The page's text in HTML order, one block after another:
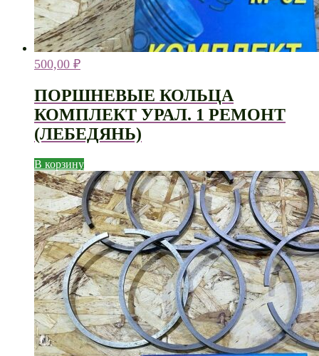
500,00 ₽
ПОРШНЕВЫЕ КОЛЬЦА
КОМПЛЕКТ УРАЛ. 1 РЕМОНТ
(ЛЕБЕДЯНЬ)
В корзину